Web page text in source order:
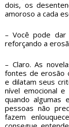
dois, os
amoroso a cada
– Você pode
reforçando a
– Claro. As
fontes de erosão
e dilatam seus
nível emocional
quando algumas
pessoas não
fazem